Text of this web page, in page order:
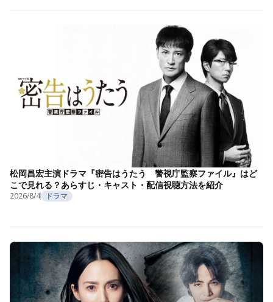
松岡昌宏主演ドラマ『密告はうたう 警視庁監察ファイル』はど
こで見れる？あらすじ・キャスト・配信視聴方法を紹介
2026/8/4 ドラマ